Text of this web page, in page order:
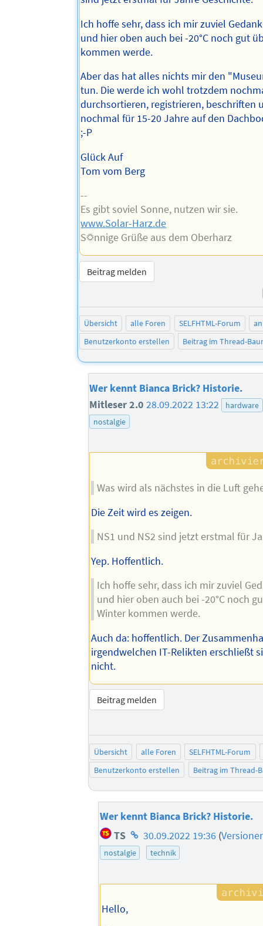
Ich hoffe sehr, dass ich mir zuviel
und hier oben auch bei -20°C noch gut
kommen werde.
Aber das hat alles nichts mir den
tun. Die werde ich wohl trotzdem
durchsortieren, registrieren, beschriften
nochmal für 15-20 Jahre auf den
;-P
Glück Auf
Tom vom Berg
--
Es gibt soviel Sonne, nutzen wir sie.
www.Solar-Harz.de
S☼nnige Grüße aus dem Oberharz
Beitrag melden
Übersicht alle Foren SELFHTML-Forum
Benutzerkonto erstellen
Beitrag im Thread-
Wer kennt Bianca Brick? Historie.
Mitleser 2.028.09.2022 13:22
hardware
nostalgie
Was wird als nächstes in die Luft
Die Zeit wird es zeigen.
NS1 und NS2 sind jetzt erstmal für
Yep. Hoffentlich.
Ich hoffe sehr, dass ich mir zuviel
und hier oben auch bei -20°C noch
Winter kommen werde.
Auch da: hoffentlich. Der
irgendwelchen IT-Relikten erschließt
nicht.
Beitrag melden
Übersicht alle Foren
SELFHTML-Forum
Benutzerkonto erstellen
Beitrag im Thread-
Wer kennt Bianca Brick? Historie.
TS Homepage
des
30.09.2022 19:36 (
nostalgie technik
Hello,